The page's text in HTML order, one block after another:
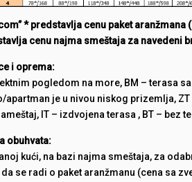
* predstavlja cenu paket
cenu najma smeštaja za navedeni
i oprema:
pogledom na more, BM – terasa
apartman je u nivou niskog prizemlja,
IT – izdvojena terasa , BT – bez
obuhvata:
kući, na bazi najma smeštaja, za
se radi o paket aranžmanu (cena sa